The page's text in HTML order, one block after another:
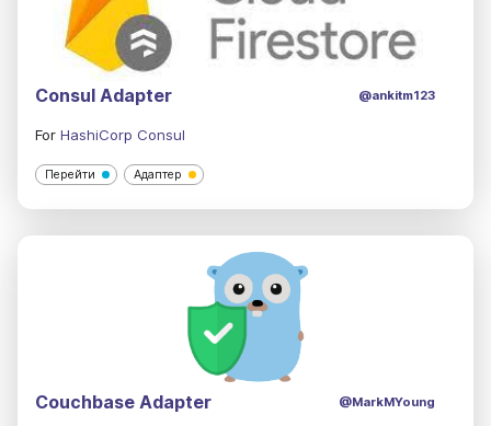
Consul Adapter @ankitm123
For HashiCorp Consul
Перейти Адаптер
Couchbase Adapter @MarkMYoung